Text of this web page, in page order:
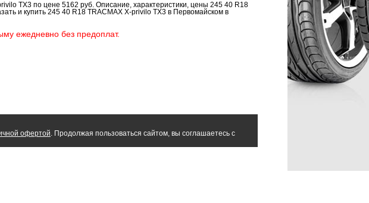
TX3 по цене 5162 руб. Описание, характеристики, цены 245 40 R18
и купить 245 40 R18 TRACMAX X-privilo TX3 в Первомайском в
ежедневно без предоплат.
офертой. Продолжая пользоваться сайтом, вы соглашаетесь с